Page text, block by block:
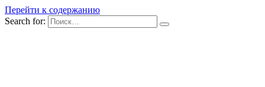
Перейти к содержанию
Search for: